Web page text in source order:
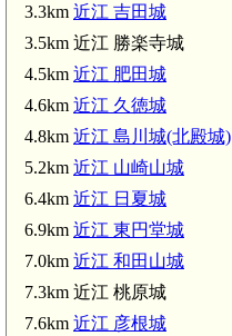
3.3km 近江 吉田城
3.5km 近江 勝楽寺城
4.5km 近江 肥田城
4.6km 近江 久徳城
4.8km 近江 島川城(北殿城)
5.2km 近江 山崎山城
6.4km 近江 日夏城
6.9km 近江 東円堂城
7.0km 近江 和田山城
7.3km 近江 桃原城
7.6km 近江 彦根城